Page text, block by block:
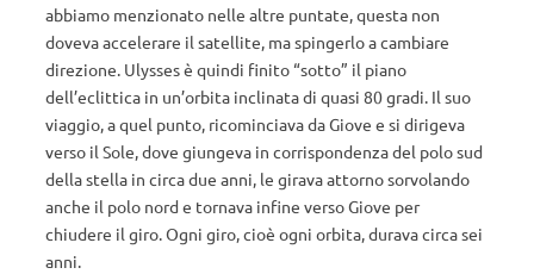
abbiamo menzionato nelle altre puntate, questa non
doveva accelerare il satellite, ma spingerlo a cambiare
direzione. Ulysses è quindi finito “sotto” il piano
dell’eclittica in un’orbita inclinata di quasi 80 gradi. Il suo
viaggio, a quel punto, ricominciava da Giove e si dirigeva
verso il Sole, dove giungeva in corrispondenza del polo sud
della stella in circa due anni, le girava attorno sorvolando
anche il polo nord e tornava infine verso Giove per
chiudere il giro. Ogni giro, cioè ogni orbita, durava circa sei
anni.